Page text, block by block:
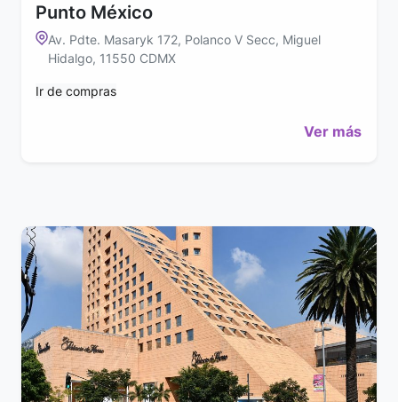
Punto México
Av. Pdte. Masaryk 172, Polanco V Secc, Miguel
Hidalgo, 11550 CDMX
Ir de compras
Ver más